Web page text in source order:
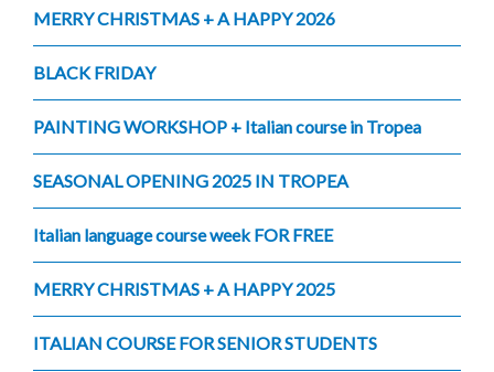
MERRY CHRISTMAS + A HAPPY 2026
BLACK FRIDAY
PAINTING WORKSHOP + Italian course in Tropea
SEASONAL OPENING 2025 IN TROPEA
Italian language course week FOR FREE
MERRY CHRISTMAS + A HAPPY 2025
ITALIAN COURSE FOR SENIOR STUDENTS